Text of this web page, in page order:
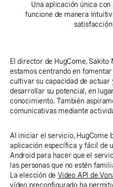
Una aplicación única
funcione de manera
El director de HugCome,
estamos centrando en
cultivar su capacidad de actuar
desarrollar su potencial, en
conocimiento. También
comunicativas mediante
Al iniciar el servicio, HugCome
aplicación específica y fácil de
Android para hacer que el
las personas que no estén
La elección deVideo API de
vídeo preconfigurado ha